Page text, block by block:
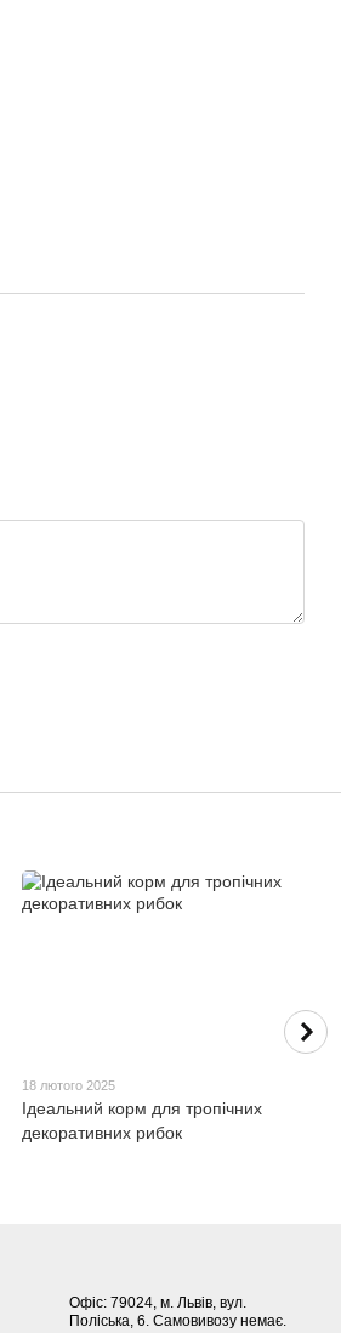
18 лютого 2025
Ідеальний корм для тропічних
декоративних рибок
Офіс: 79024, м. Львів, вул.
Поліська, 6. Самовивозу немає.